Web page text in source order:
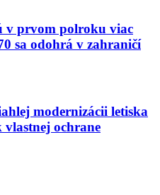
v prvom polroku viac
sa odohrá v zahraničí
modernizácii letiska
vlastnej ochrane